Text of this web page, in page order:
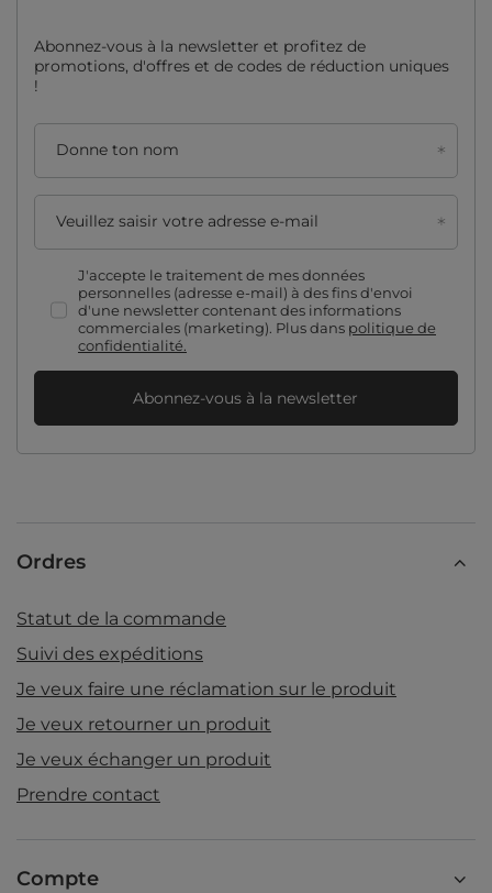
Abonnez-vous à la newsletter et profitez de
promotions, d'offres et de codes de réduction uniques
!
Donne ton nom
Veuillez saisir votre adresse e-mail
J'accepte le traitement de mes données
personnelles (adresse e-mail) à des fins d'envoi
d'une newsletter contenant des informations
commerciales (marketing). Plus dans politique de
confidentialité.
Abonnez-vous à la newsletter
Ordres
Statut de la commande
Suivi des expéditions
Je veux faire une réclamation sur le produit
Je veux retourner un produit
Je veux échanger un produit
Prendre contact
Compte